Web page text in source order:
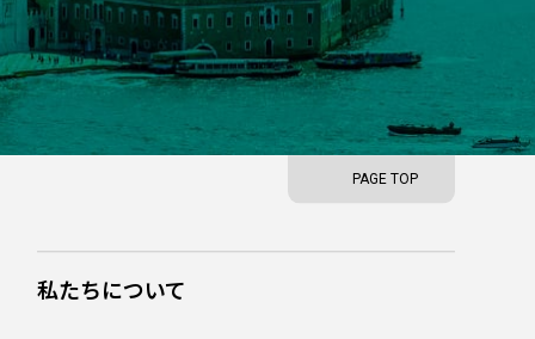
PAGE TOP
私たちについて